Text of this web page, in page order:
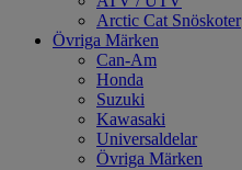
Arctic Cat Snöskoter
Övriga Märken
Can-Am
Honda
Suzuki
Kawasaki
Universaldelar
Övriga Märken